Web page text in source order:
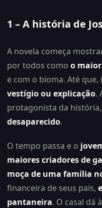
1 – A história de
A novela começa
por todos como o
e com o bioma. Até
vestígio ou explicação.
protagonista da
desaparecido.
O tempo passa e o
maiores criadores de
moça de uma família
financeira de seus pais,
pantaneira. O casal dá